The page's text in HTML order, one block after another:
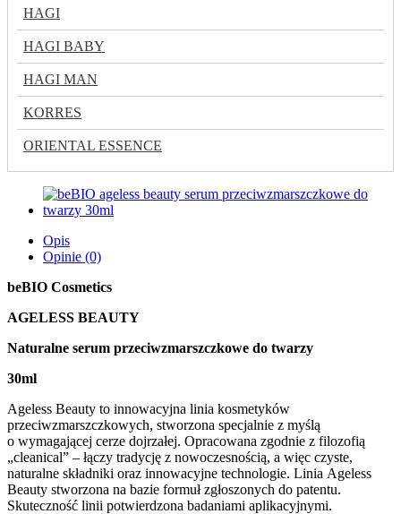
HAGI
HAGI BABY
HAGI MAN
KORRES
ORIENTAL ESSENCE
Opis
Opinie (0)
beBIO Cosmetics
AGELESS BEAUTY
Naturalne serum przeciwzmarszczkowe do twarzy
30ml
Ageless Beauty to innowacyjna linia kosmetyków
przeciwzmarszczkowych, stworzona specjalnie z myślą
o wymagającej cerze dojrzałej. Opracowana zgodnie z filozofią
„cleanical” – łączy tradycję z nowoczesnością, a więc czyste,
naturalne składniki oraz innowacyjne technologie. Linia Ageless
Beauty stworzona na bazie formuł zgłoszonych do patentu.
Skuteczność linii potwierdzona badaniami aplikacyjnymi.